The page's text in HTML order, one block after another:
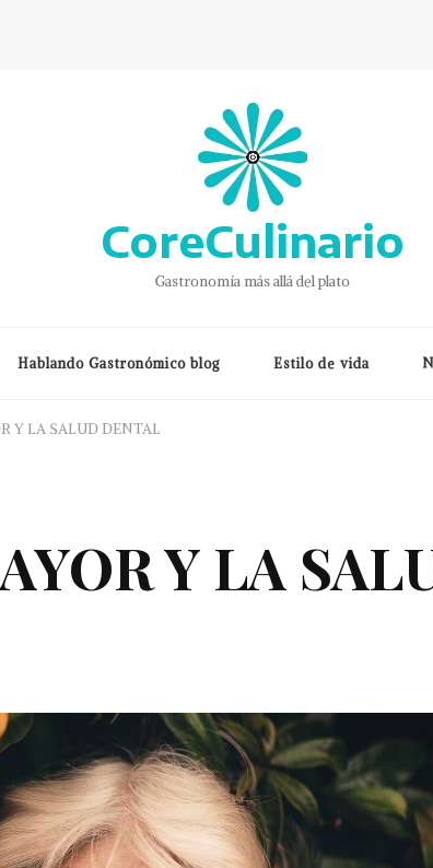
CoreCulinario
Gastronomía más allá del plato
Hablando Gastronómico blog Estilo de vida
Y LA SALUD DENTAL
Y LA